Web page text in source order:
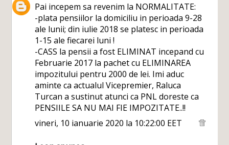
Pai incepem sa revenim la NORMALITATE:
-plata pensiilor la domiciliu in perioada 9-28
ale lunii; din iulie 2018 se platesc in perioada
1-15 ale fiecarei luni !
-CASS la pensii a fost ELIMINAT incepand cu
Februarie 2017 la pachet cu ELIMINAREA
impozitului pentru 2000 de lei. Imi aduc
aminte ca actualul Vicepremier, Raluca
Turcan a sustinut atunci ca PNL doreste ca
PENSIILE SA NU MAI FIE IMPOZITATE..!!
vineri, 10 ianuarie 2020 la 10:22:00 EET